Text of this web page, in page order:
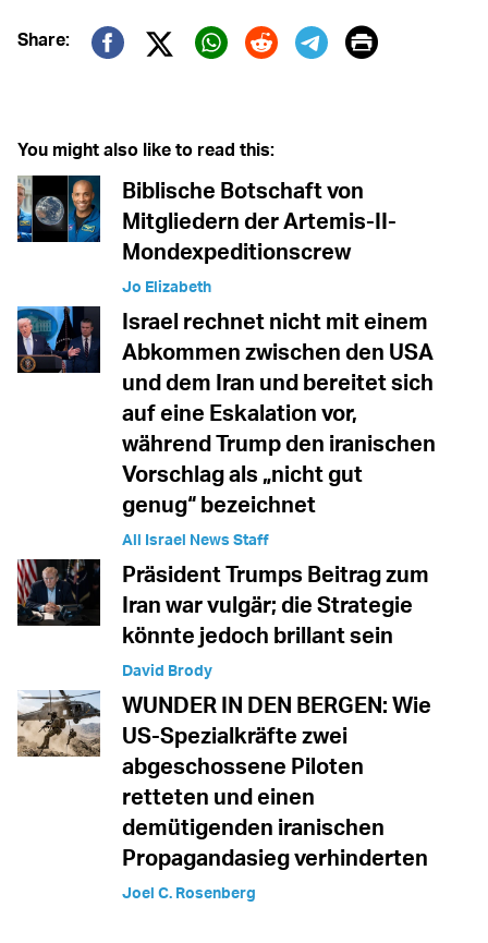
Share:
Twitter (X)
Print
You might also like to read this:
Biblische Botschaft von
Mitgliedern der Artemis-II-
Mondexpeditionscrew
Jo Elizabeth
Israel rechnet nicht mit einem
Abkommen zwischen den USA
und dem Iran und bereitet sich
auf eine Eskalation vor,
während Trump den iranischen
Vorschlag als „nicht gut
genug“ bezeichnet
All Israel News Staff
Präsident Trumps Beitrag zum
Iran war vulgär; die Strategie
könnte jedoch brillant sein
David Brody
WUNDER IN DEN BERGEN: Wie
US-Spezialkräfte zwei
abgeschossene Piloten
retteten und einen
demütigenden iranischen
Propagandasieg verhinderten
Joel C. Rosenberg